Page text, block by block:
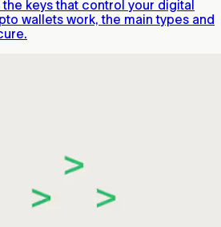
keys that control your digital
wallets work, the main types and